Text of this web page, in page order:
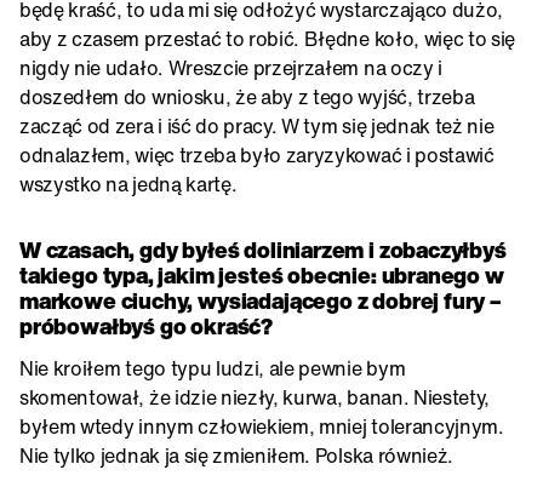
będę kraść, to uda mi się odłożyć wystarczająco dużo,
aby z czasem przestać to robić. Błędne koło, więc to się
nigdy nie udało. Wreszcie przejrzałem na oczy i
doszedłem do wniosku, że aby z tego wyjść, trzeba
zacząć od zera i iść do pracy. W tym się jednak też nie
odnalazłem, więc trzeba było zaryzykować i postawić
wszystko na jedną kartę.
W czasach, gdy byłeś doliniarzem i zobaczyłbyś
takiego typa, jakim jesteś obecnie: ubranego w
markowe ciuchy, wysiadającego z dobrej fury –
próbowałbyś go okraść?
Nie kroiłem tego typu ludzi, ale pewnie bym
skomentował, że idzie niezły, kurwa, banan. Niestety,
byłem wtedy innym człowiekiem, mniej tolerancyjnym.
Nie tylko jednak ja się zmieniłem. Polska również.